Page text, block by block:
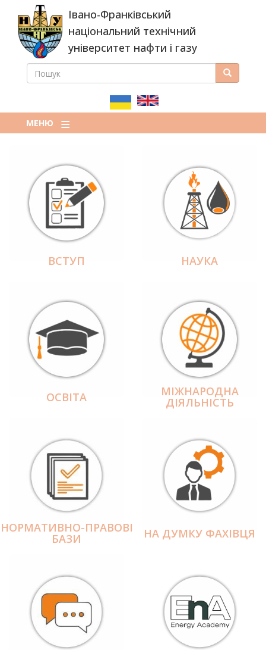
основного
вмісту
Івано-Франківський
національний технічний
університет нафти і газу
ПОШУКОВА
ПОШУК Пошук
МЕНЮ
ВСТУП НАУКА
ОСВІТА МІЖНАРОДНА
ДІЯЛЬНІCТЬ
НОРМАТИВНО-ПРАВОВІ
БАЗИ НА ДУМКУ ФАХІВЦЯ